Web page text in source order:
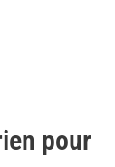
pour